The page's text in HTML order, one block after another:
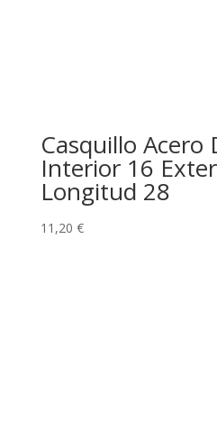
Casquillo Acero
Interior 16
Longitud 28
11,20 €